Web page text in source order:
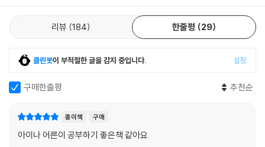
Unit 01 서양권 대표 관광지
Unit 03 나라 이름
Part 01. 일상생활 단어
리뷰 184 한줄평 29
클린봇이 부적절한 글을 감지 중입니다. 설정
구매한줄평 추천순
종이책 구매
아이나 어른이 공부하기 좋은책 같아요